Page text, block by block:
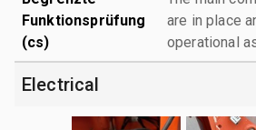
Funktionsprüfung
(cs)
are in place
operational
Electrical